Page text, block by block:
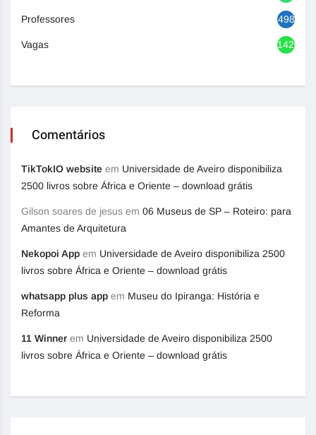
Professores 498
Vagas 1420
Comentários
TikTokIO website em Universidade de Aveiro disponibiliza
2500 livros sobre África e Oriente – download grátis
Gilson soares de jesus em 06 Museus de SP – Roteiro: para
Amantes de Arquitetura
Nekopoi App em Universidade de Aveiro disponibiliza 2500
livros sobre África e Oriente – download grátis
whatsapp plus app em Museu do Ipiranga: História e
Reforma
11 Winner em Universidade de Aveiro disponibiliza 2500
livros sobre África e Oriente – download grátis